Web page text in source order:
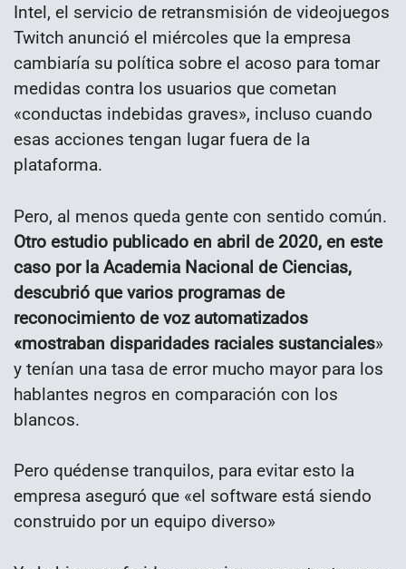
Intel, el servicio de retransmisión de videojuegos
Twitch anunció el miércoles que la empresa
cambiaría su política sobre el acoso para tomar
medidas contra los usuarios que cometan
«conductas indebidas graves», incluso cuando
esas acciones tengan lugar fuera de la
plataforma.
Pero, al menos queda gente con sentido común.
Otro estudio publicado en abril de 2020, en este
caso por la Academia Nacional de Ciencias,
descubrió que varios programas de
reconocimiento de voz automatizados
«mostraban disparidades raciales sustanciales»
y tenían una tasa de error mucho mayor para los
hablantes negros en comparación con los
blancos.
Pero quédense tranquilos, para evitar esto la
empresa aseguró que «el software está siendo
construido por un equipo diverso»